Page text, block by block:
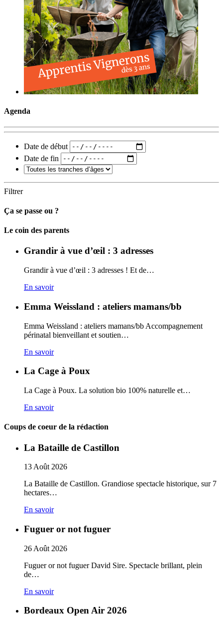
Agenda
Date de début
Date de fin
Filtrer
Ça se passe ou ?
Carto
Le coin des parents
Grandir à vue d’œil : 3 adresses
Grandir à vue d’œil : 3 adresses ! Et de…
En savoir
Emma Weissland : ateliers mamans/bb
Emma Weissland : ateliers mamans/bb Accompagnement
périnatal bienveillant et soutien…
En savoir
La Cage à Poux
La Cage à Poux. La solution bio 100% naturelle et…
En savoir
Coups de coeur de la rédaction
La Bataille de Castillon
13 Août 2026
La Bataille de Castillon. Grandiose spectacle historique, sur 7
hectares…
En savoir
Fuguer or not fuguer
26 Août 2026
Fuguer or not fuguer David Sire. Spectacle brillant, plein
de…
En savoir
Bordeaux Open Air 2026